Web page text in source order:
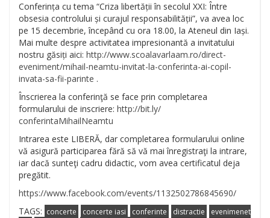
Conferința cu tema “Criza libertății în secolul XXI: Între
obsesia controlului și curajul responsabilității”, va avea loc
pe 15 decembrie, începând cu ora 18.00, la Ateneul din Iași.
Mai multe despre activitatea impresionantă a invitatului
nostru găsiți aici: http://www.scoalavarlaam.ro/direct-
eveniment/mihail-neamtu-invitat-la-conferinta-ai-copil-
invata-sa-fii-parinte .
Înscrierea la conferinţă se face prin completarea
formularului de inscriere: http://bit.ly/
conferintaMihailNeamtu
Intrarea este LIBERĂ, dar completarea formularului online
vă asigură participarea fără să vă mai înregistraţi la intrare,
iar dacă sunteţi cadru didactic, vom avea certificatul deja
pregătit.
https://www.facebook.com/events/1132502786845690/
TAGS: concerte concerte iasi conferinte distractie
evenimenet